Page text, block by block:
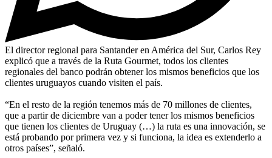
El director regional para Santander en América del Sur, Carlos Rey
explicó que a través de la Ruta Gourmet, todos los clientes
regionales del banco podrán obtener los mismos beneficios que los
clientes uruguayos cuando visiten el país.
“En el resto de la región tenemos más de 70 millones de clientes,
que a partir de diciembre van a poder tener los mismos beneficios
que tienen los clientes de Uruguay (…) la ruta es una innovación, se
está probando por primera vez y si funciona, la idea es extenderlo a
otros países”, señaló.